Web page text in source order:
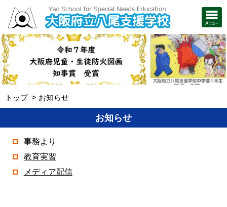
トップ お知らせ
お知らせ
事務より
教育実習
メディア配信